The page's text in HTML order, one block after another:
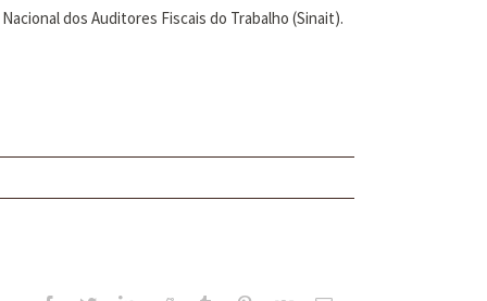
dos Auditores Fiscais do Trabalho (Sinait).